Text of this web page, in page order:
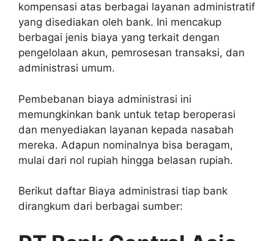
kompensasi atas berbagai layanan administratif
yang disediakan oleh bank. Ini mencakup
berbagai jenis biaya yang terkait dengan
pengelolaan akun, pemrosesan transaksi, dan
administrasi umum.
Pembebanan biaya administrasi ini
memungkinkan bank untuk tetap beroperasi
dan menyediakan layanan kepada nasabah
mereka. Adapun nominalnya bisa beragam,
mulai dari nol rupiah hingga belasan rupiah.
Berikut daftar Biaya administrasi tiap bank
dirangkum dari berbagai sumber: